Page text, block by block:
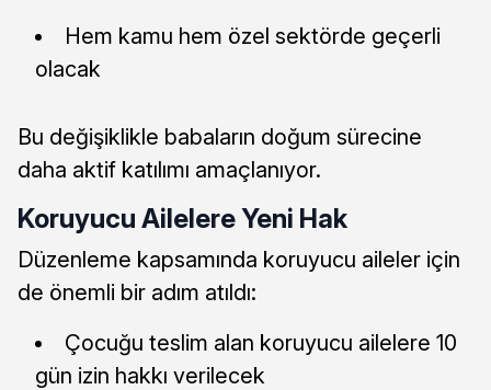
Hem kamu hem özel sektörde geçerli
olacak
Bu değişiklikle babaların doğum sürecine
daha aktif katılımı amaçlanıyor.
Koruyucu Ailelere Yeni Hak
Düzenleme kapsamında koruyucu aileler için
de önemli bir adım atıldı:
Çocuğu teslim alan koruyucu ailelere 10
gün izin hakkı verilecek